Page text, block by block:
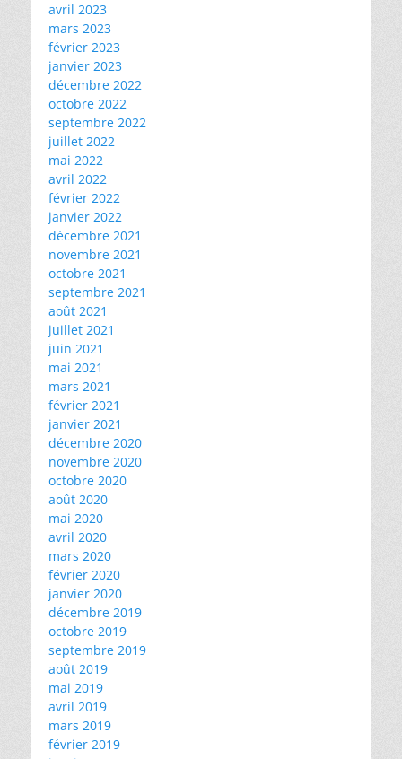
avril 2023
mars 2023
février 2023
janvier 2023
décembre 2022
octobre 2022
septembre 2022
juillet 2022
mai 2022
avril 2022
février 2022
janvier 2022
décembre 2021
novembre 2021
octobre 2021
septembre 2021
août 2021
juillet 2021
juin 2021
mai 2021
mars 2021
février 2021
janvier 2021
décembre 2020
novembre 2020
octobre 2020
août 2020
mai 2020
avril 2020
mars 2020
février 2020
janvier 2020
décembre 2019
octobre 2019
septembre 2019
août 2019
mai 2019
avril 2019
mars 2019
février 2019